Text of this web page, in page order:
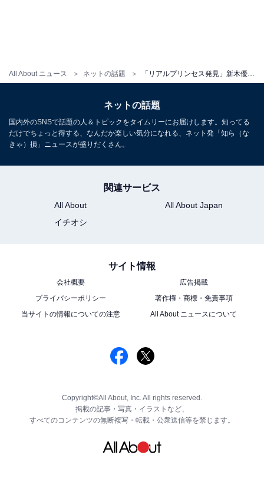
All About ニュース ネットの話題
ネットの話題
国内外のSNSで話題の人＆トピックをタイムリーにお届けします。知ってる
だけでちょっと得する、なんだか楽しい気分になれる、ネット発「知ら（な
きゃ）損」ニュースが盛りだくさん。
関連サービス
All About
All About Japan
イチオシ
サイト情報
会社概要
広告掲載
プライバシーポリシー
著作権・商標・免責事項
当サイトの情報についての注意
All About ニュースについて
Copyright©All About, Inc. All rights reserved.
掲載の記事・写真・イラストなど、
すべてのコンテンツの無断複写・転載・公衆送信等を禁じます。